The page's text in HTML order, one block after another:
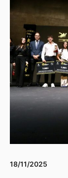
18/11/2025